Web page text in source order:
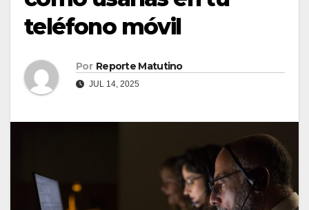
teléfono móvil
Por Reporte Matutino
JUL 14, 2025